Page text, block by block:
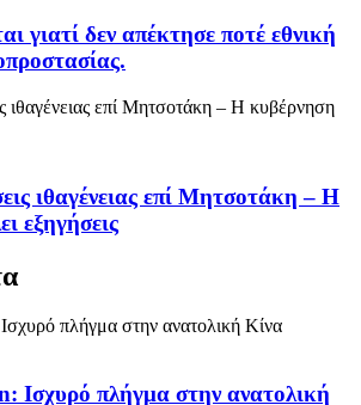
γιατί δεν απέκτησε ποτέ εθνική
ιθαγένειας επί Μητσοτάκη – Η
εξηγήσεις
Ισχυρό πλήγμα στην ανατολική